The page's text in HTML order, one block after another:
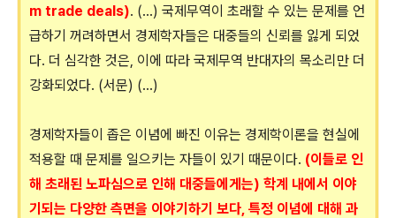
m trade deals). (...) 국제무역이 초래할 수 있는 문제를 언
급하기 꺼려하면서 경제학자들은 대중들의 신뢰를 잃게 되었
다. 더 심각한 것은, 이에 따라 국제무역 반대자의 목소리만 더
강화되었다. (서문) (...)
경제학자들이 좁은 이념에 빠진 이유는 경제학이론을 현실에
적용할 때 문제를 일으키는 자들이 있기 때문이다. (이들로 인
해 초래된 노파심으로 인해 대중들에게는) 학계 내에서 이야
기되는 다양한 측면을 이야기하기 보다, 특정 이념에 대해 과